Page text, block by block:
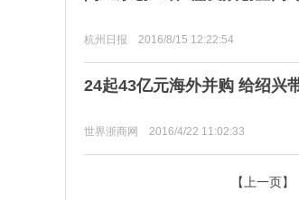
杭州日报 2016/8/15 12:22:54
24起43亿元海外并购 给绍兴
世界浙商网 2016/4/22 11:02:33
【上一页】